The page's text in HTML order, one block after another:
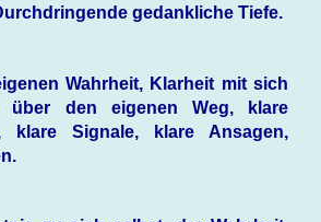
gedankliche Tiefe.
Wahrheit, Klarheit mit sich
über den eigenen Weg, klare
klare Signale, klare Ansagen,